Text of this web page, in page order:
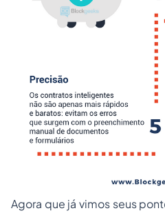
Agora que já vimos seus